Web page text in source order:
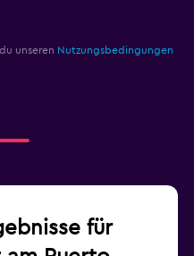
unseren Nutzungsbedingungen
für